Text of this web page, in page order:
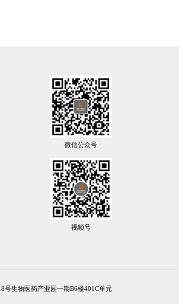
微信公众号
视频号
号生物医药产业园一期B6楼401C单元